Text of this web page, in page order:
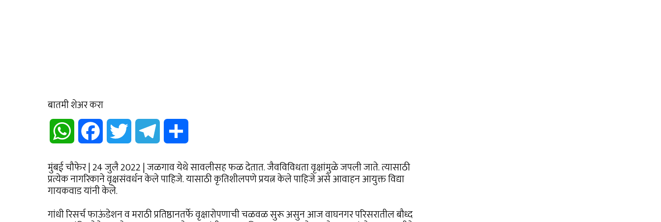
बातमी शेअर करा
WhatsApp Facebook Twitter Telegram
मुंबई चौफेर | 24 जुलै 2022 | जळगाव येथे सावलीसह फळ देतात. जैवविविधता वृक्षांमुळे जपली जाते. त्यासाठी
प्रत्येक नागरिकाने वृक्षसंवर्धन केले पाहिजे. यासाठी कृतिशीलपणे प्रयत्न केले पाहिजे असे आवाहन आयुक्त विद्या
गायकवाड यांनी केले.
गांधी रिसर्च फाऊंडेशन व मराठी प्रतिष्ठानतर्फे वृक्षारोपणाची चळवळ सुरू असुन आज वाघनगर परिसरातील बौध्द